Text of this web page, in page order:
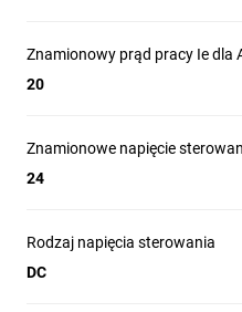
Znamionowy prąd pracy Ie dla
20
Znamionowe napięcie
24
Rodzaj napięcia sterowania
DC